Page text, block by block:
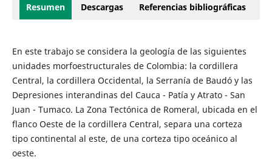
Resumen Descargas Referencias bibliográficas
En este trabajo se considera la geología de las siguientes
unidades morfoestructurales de Colombia: la cordillera
Central, la cordillera Occidental, la Serranía de Baudó y las
Depresiones interandinas del Cauca - Patía y Atrato - San
Juan - Tumaco. La Zona Tectónica de Romeral, ubicada en el
flanco Oeste de la cordillera Central, separa una corteza
tipo continental al este, de una corteza tipo oceánico al
oeste.